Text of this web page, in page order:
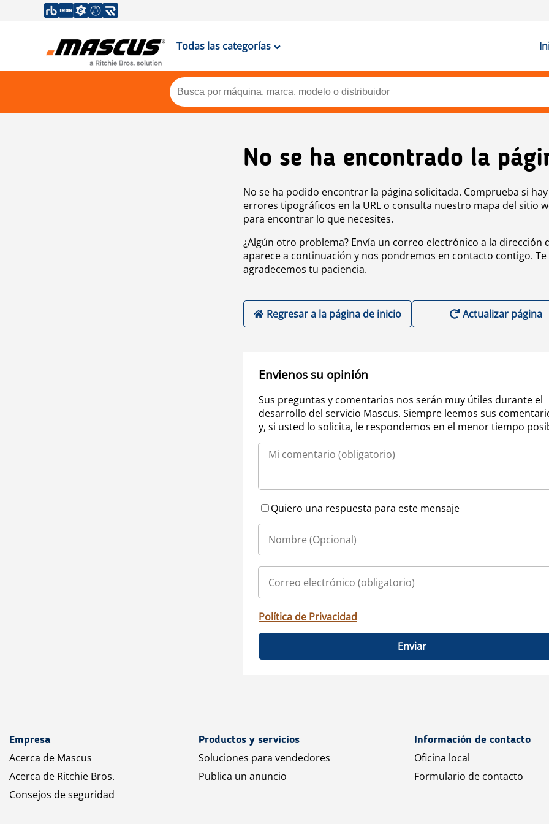
Todas las categorías
No se ha encontrado la
No se ha podido encontrar la página solicitada. Comprueba si hay
errores tipográficos en la URL o consulta nuestro mapa del sitio
para encontrar lo que necesites.
¿Algún otro problema? Envía un correo electrónico a la dirección
aparece a continuación y nos pondremos en contacto contigo. Te
agradecemos tu paciencia.
Regresar a la página de inicio Actualizar página
Envienos su opinión
Sus preguntas y comentarios nos serán muy útiles durante el
desarrollo del servicio Mascus. Siempre leemos sus
y, si usted lo solicita, le respondemos en el menor tiempo
Quiero una respuesta para este mensaje
Política de Privacidad
Enviar
Empresa
Acerca de Mascus
Acerca de Ritchie Bros.
Consejos de seguridad
Productos y servicios
Soluciones para vendedores
Publica un anuncio
Información de contacto
Oficina local
Formulario de contacto